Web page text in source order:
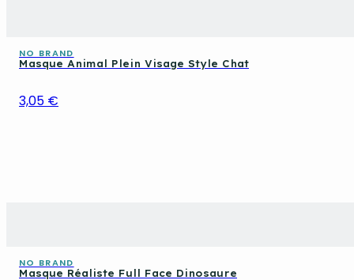
NO BRAND
Masque Animal Plein Visage Style Chat
3,05 €
NO BRAND
Masque Réaliste Full Face Dinosaure